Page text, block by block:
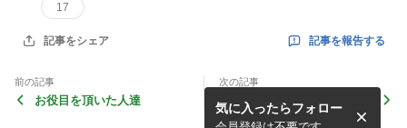
17
記事をシェア 記事を報告する
前の記事
お役目を頂いた人達
次の記事
お寺の信者に対する教え
気に入ったらフォロー